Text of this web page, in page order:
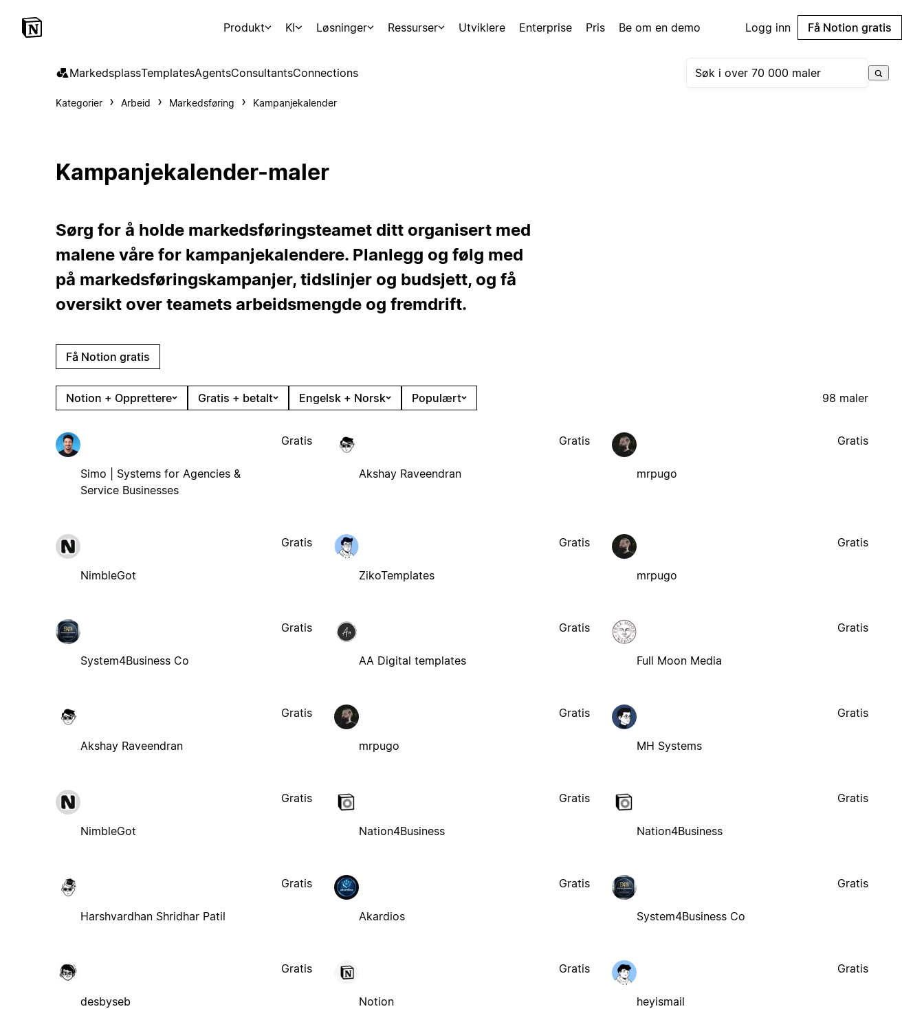
Produkt KI Løsninger Ressurser Utviklere Enterprise Pris Be om en demo Logg inn Få Notion gratis
MarkedsplassTemplatesAgentsConsultantsConnections
Kategorier Arbeid Markedsføring Kampanjekalender
Kampanjekalender-maler
Sørg for å holde markedsføringsteamet ditt organisert med
malene våre for kampanjekalendere. Planlegg og følg med
på markedsføringskampanjer, tidslinjer og budsjett, og få
oversikt over teamets arbeidsmengde og fremdrift.
Få Notion gratis
Notion + Opprettere Gratis + betalt Engelsk + Norsk Populært 98 maler
Simo | Systems for Agencies &
Service Businesses
Gratis
Akshay Raveendran
Gratis
mrpugo
Gratis
NimbleGot
Gratis
ZikoTemplates
Gratis
mrpugo
Gratis
System4Business Co
Gratis
AA Digital templates
Gratis
Full Moon Media
Gratis
Akshay Raveendran
Gratis
mrpugo
Gratis
MH Systems
Gratis
NimbleGot
Gratis
Nation4Business
Gratis
Nation4Business
Gratis
Harshvardhan Shridhar Patil
Gratis
Akardios
Gratis
System4Business Co
Gratis
desbyseb
Gratis
Notion
Gratis
heyismail
Gratis